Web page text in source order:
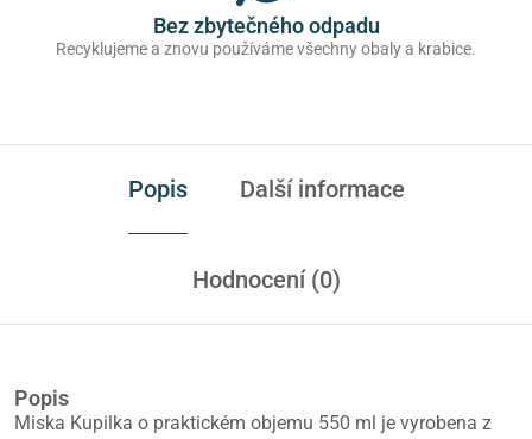
Bez zbytečného odpadu
Recyklujeme a znovu používáme všechny obaly a krabice.
Popis Další informace
Hodnocení (0)
Popis
Miska Kupilka o praktickém objemu 550 ml je vyrobena z